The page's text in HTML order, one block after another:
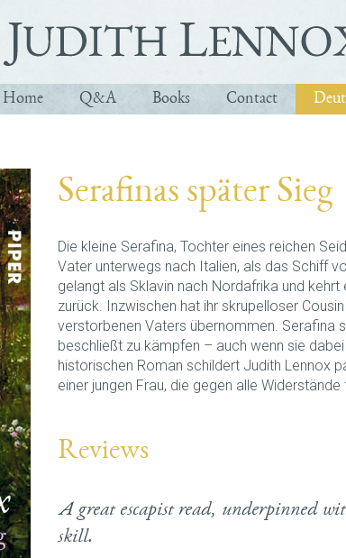
Home Q&A Books Contact
Serafinas später Sieg
Die kleine Serafina, Tochter eines reichen
Vater unterwegs nach Italien, als das Schiff
gelangt als Sklavin nach Nordafrika und
zurück. Inzwischen hat ihr skrupelloser
verstorbenen Vaters übernommen. Serafina
beschließt zu kämpfen – auch wenn sie
historischen Roman schildert Judith Lennox
einer jungen Frau, die gegen alle
Reviews
A great escapist read, underpinned
skill.